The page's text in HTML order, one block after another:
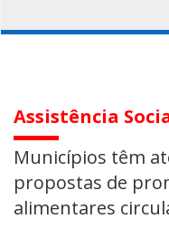
Assistência
Municípios têm
propostas de
alimentares